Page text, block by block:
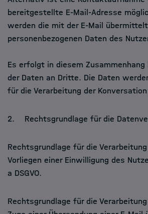
bereitgestellte E-Mail-Adresse
werden die mit der E-Mail
personenbezogenen Daten des
Es erfolgt in diesem Zusammenhang
der Daten an Dritte. Die Daten
für die Verarbeitung der
2. Rechtsgrundlage für die
Rechtsgrundlage für die
Vorliegen einer Einwilligung des
a DSGVO.
Rechtsgrundlage für die